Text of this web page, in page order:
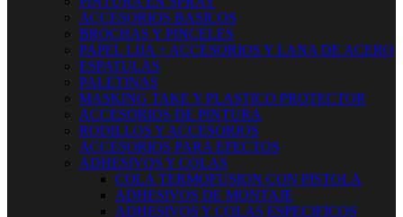
ACCESORIOS BASICOS
BROCHAS Y PINCELES
PAPEL LIJA + ACCESORIOS Y LANA DE ACERO
ESPATULAS
PALETINAS
MASKING TAKE Y PLASTICO PROTECTOR
ACCESORIOS DE PINTURA
RODILLOS Y ACCESORIOS
ACCESORIOS PARA EFECTOS
ADHESIVOS Y COLAS
COLA TERMOFUSION CON PISTOLA
ADHESIVOS DE MONTAJE
ADHESIVOS Y COLAS ESPECIFICOS